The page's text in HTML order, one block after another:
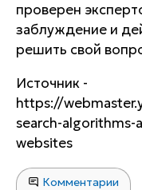
проверен
заблуждение и
решить свой
Источник -
https://
search-
websites
Комментарии